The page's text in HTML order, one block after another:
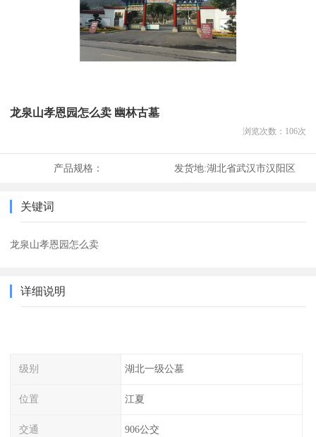
龙泉山孝恩园怎么卖 幽林古墓
浏览次数： 106次
产品规格： 发货地:湖北省武汉市汉阳区
关键词
龙泉山孝恩园怎么卖
详细说明
级别 湖北一级公墓
位置 江夏
交通 906公交